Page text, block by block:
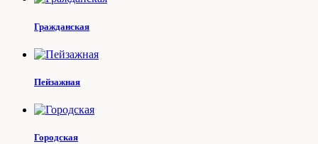
Гражданская
Пейзажная
Городская